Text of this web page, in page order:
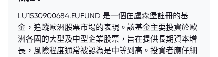
LU1530900684.EUFUND 是一個在盧森堡註冊的基
金，追蹤歐洲股票市場的表現。該基金主要投資於歐
洲各國的大型及中型企業股票，旨在提供長期資本增
長，風險程度通常被認為是中等到高。投資者應仔細